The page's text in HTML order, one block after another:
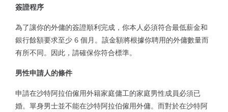
簽證程序
為了讓你的外傭的簽證順利完成，你本人必須符合最低薪金和
銀行餘額要求至少 6 個月。該金額將根據你聘用的外傭數量而
有所不同。因此，請確保你符合標準。
男性申請人的條件
申請在沙特阿拉伯僱用外籍家庭傭工的家庭男性成員必須已
婚。單身男士並不能在沙特阿拉伯僱用外傭。而對於在沙特阿